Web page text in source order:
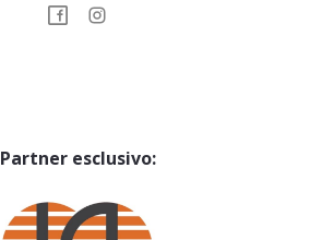
Partner esclusivo: